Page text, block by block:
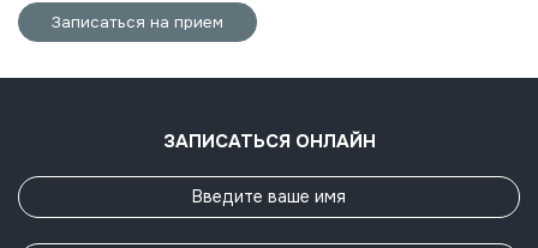
Записаться на прием
ЗАПИСАТЬСЯ ОНЛАЙН